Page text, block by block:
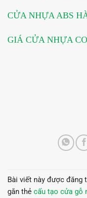
CỬA NHỰA ABS
GIÁ CỬA NHỰA
Bài viết này được đăng
gắn thẻ cấu tạo cửa gỗ